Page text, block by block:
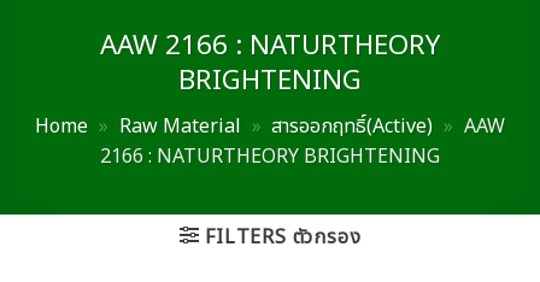
AAW 2166 : NATURTHEORY
BRIGHTENING
Home » Raw Material » สารออกฤทธิ์(Active) » AAW
2166 : NATURTHEORY BRIGHTENING
FILTERS ตัวกรอง